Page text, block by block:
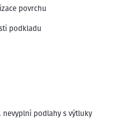
povrchu
podkladu
podlahy s výtluky